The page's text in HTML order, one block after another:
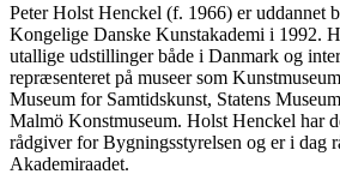
Peter Holst Henckel (f. 1966) er uddannet
Kongelige Danske Kunstakademi i 1992.
utallige udstillinger både i Danmark og
repræsenteret på museer som
Museum for Samtidskunst, Statens
Malmö Konstmuseum. Holst Henckel har
rådgiver for Bygningsstyrelsen og er i dag
Akademiraadet.